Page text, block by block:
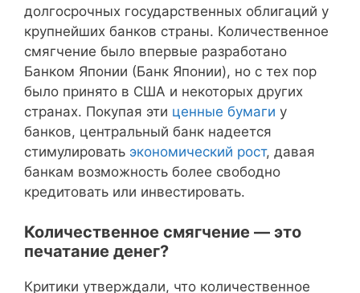
долгосрочных государственных облигаций у
крупнейших банков страны. Количественное
смягчение было впервые разработано
Банком Японии (Банк Японии), но с тех пор
было принято в США и некоторых других
странах. Покупая эти ценные бумаги у
банков, центральный банк надеется
стимулировать экономический рост, давая
банкам возможность более свободно
кредитовать или инвестировать.
Количественное смягчение — это
печатание денег?
Критики утверждали, что количественное